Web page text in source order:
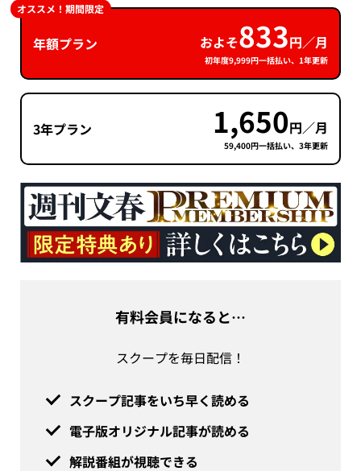
年額プラン およそ833円／月
初年度9,999円一括払い、1年更新
オススメ！期間限定
3年プラン 1,650円／月
59,400円一括払い、3年更新
有料会員になると…
スクープを毎日配信！
スクープ記事をいち早く読める
電子版オリジナル記事が読める
解説番組が視聴できる